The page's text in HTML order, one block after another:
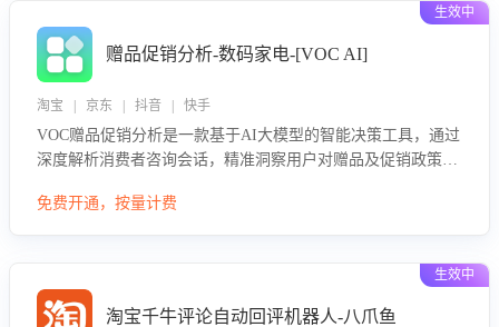
生效中
赠品促销分析-数码家电-[VOC AI]
淘宝 | 京东 | 抖音 | 快手
VOC赠品促销分析是一款基于AI大模型的智能决策工具，通过
深度解析消费者咨询会话，精准洞察用户对赠品及促销政策的
求，帮助企业制定个性化赠品组合策略，优化资源投放并淘汰
免费开通，按量计费
生效中
淘宝千牛评论自动回评机器人-八爪鱼